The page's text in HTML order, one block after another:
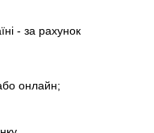
- за рахунок
онлайн;